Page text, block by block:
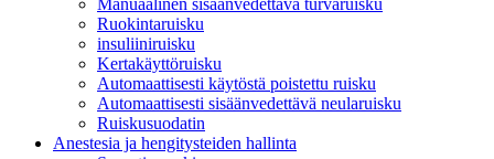
Ruokintaruisku
insuliiniruisku
Kertakäyttöruisku
Automaattisesti käytöstä poistettu ruisku
Automaattisesti sisäänvedettävä neularuisku
Ruiskusuodatin
Anestesia ja hengitysteiden hallinta